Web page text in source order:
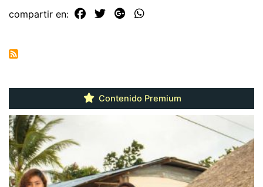
compartir en:
Contenido Premium